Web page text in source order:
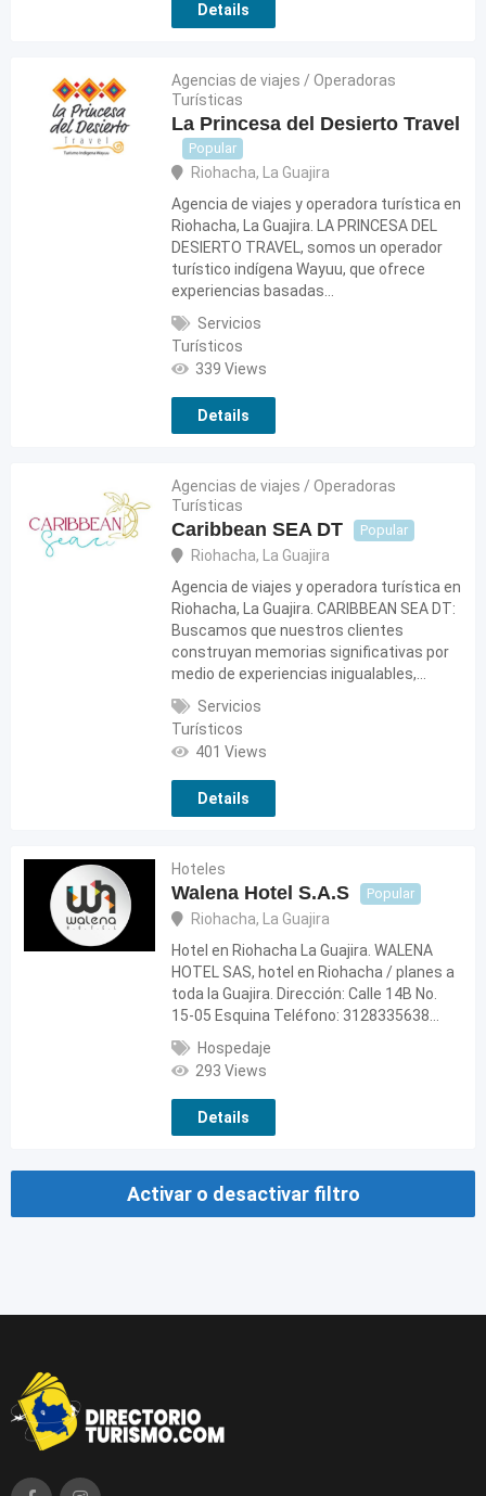
Details
Agencias de viajes / Operadoras
Turísticas
La Princesa del Desierto Travel
Popular
Riohacha, La Guajira
Agencia de viajes y operadora turística en
Riohacha, La Guajira. LA PRINCESA DEL
DESIERTO TRAVEL, somos un operador
turístico indígena Wayuu, que ofrece
experiencias basadas…
Servicios
Turísticos
339 Views
Details
Agencias de viajes / Operadoras
Turísticas
Caribbean SEA DT Popular
Riohacha, La Guajira
Agencia de viajes y operadora turística en
Riohacha, La Guajira. CARIBBEAN SEA DT:
Buscamos que nuestros clientes
construyan memorias significativas por
medio de experiencias inigualables,…
Servicios
Turísticos
401 Views
Details
Hoteles
Walena Hotel S.A.S Popular
Riohacha, La Guajira
Hotel en Riohacha La Guajira. WALENA
HOTEL SAS, hotel en Riohacha / planes a
toda la Guajira. Dirección: Calle 14B No.
15-05 Esquina Teléfono: 3128335638…
Hospedaje
293 Views
Details
Activar o desactivar filtro